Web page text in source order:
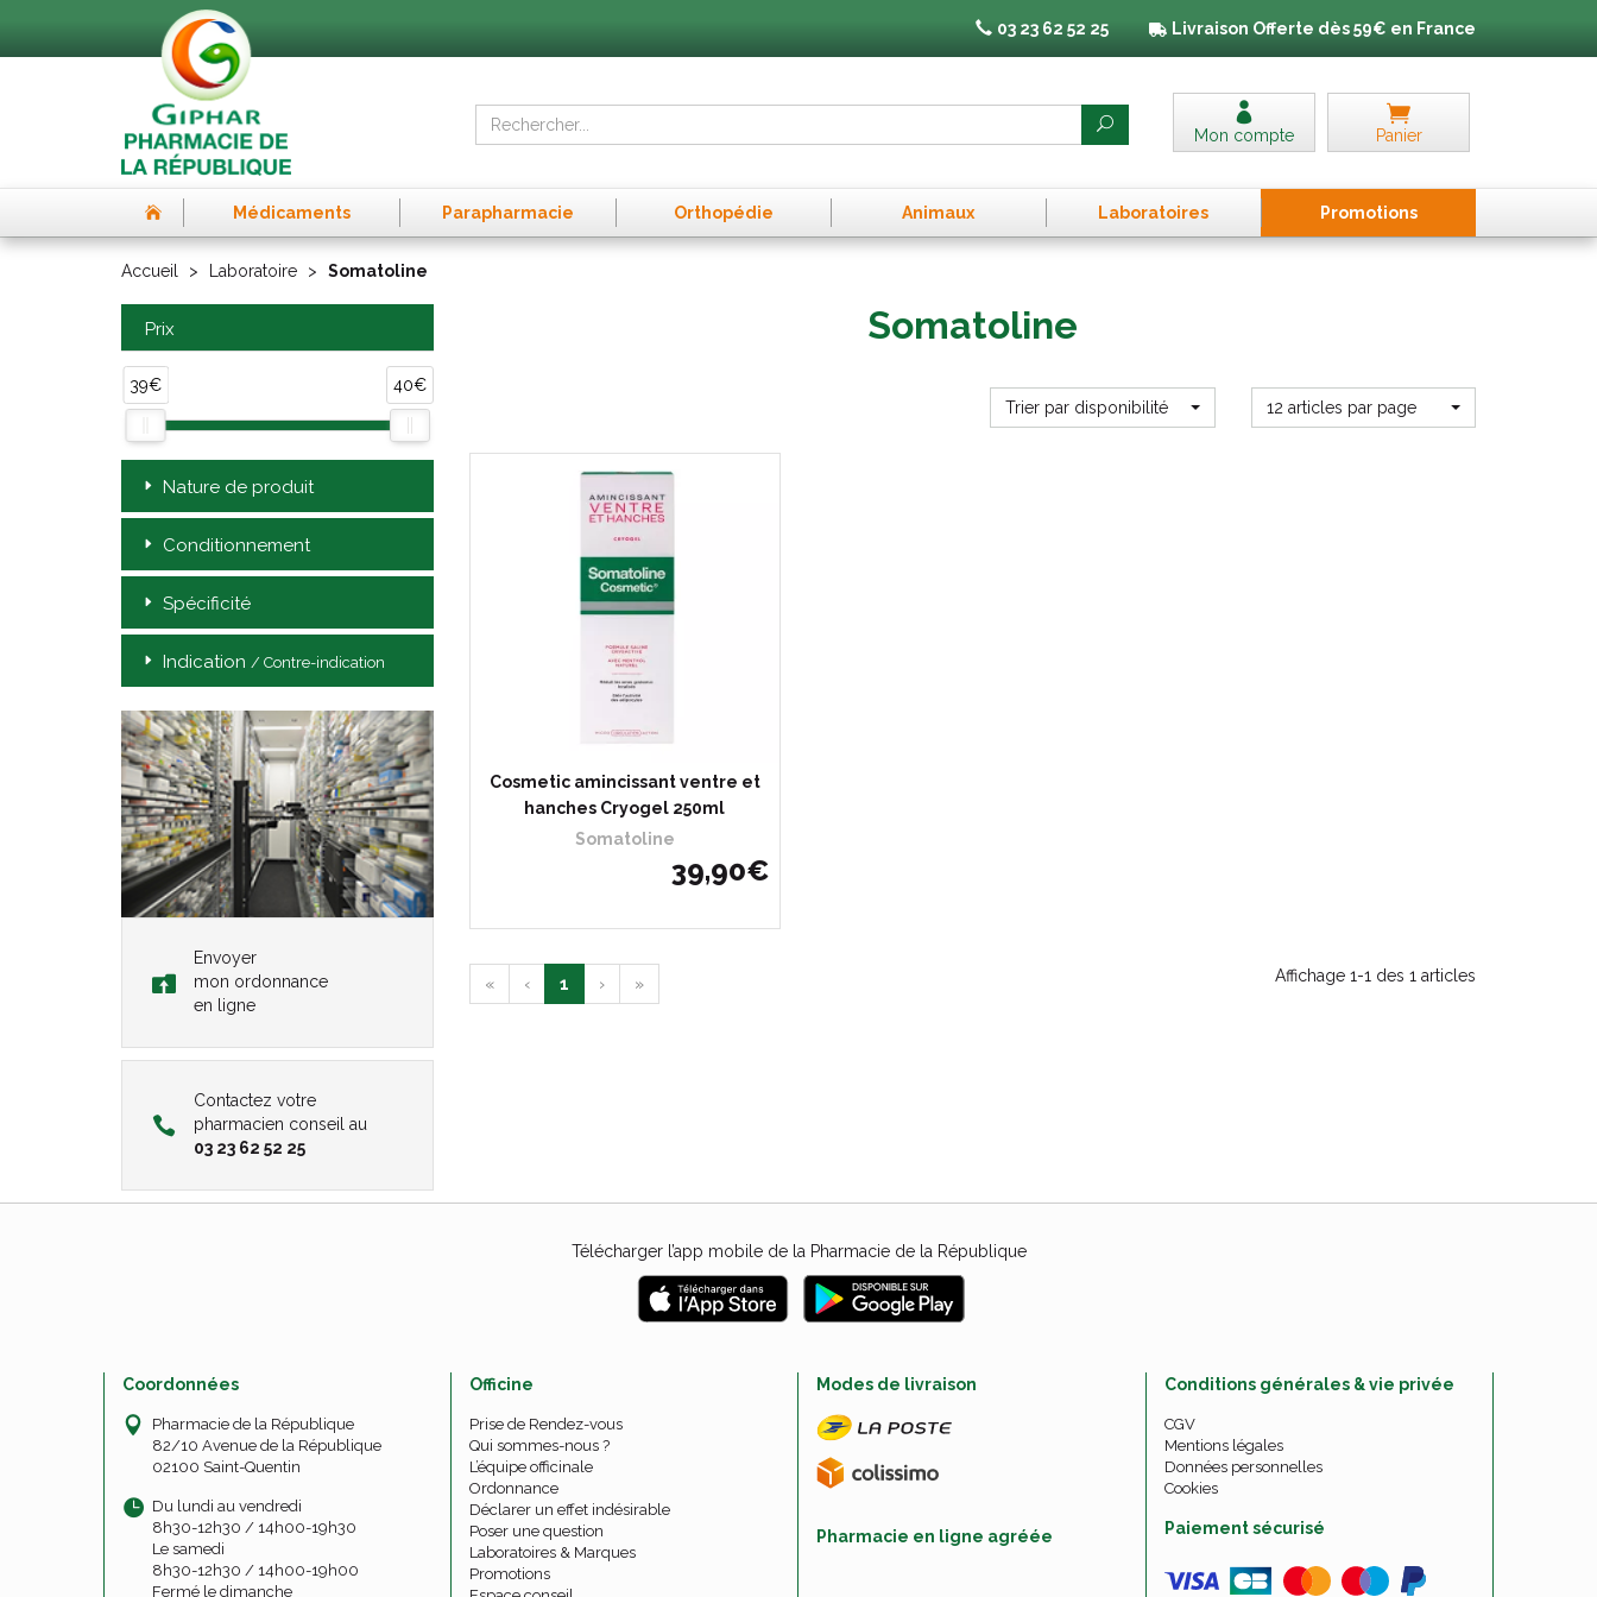
03 23 62 52 25 Livraison Offerte dès 59€ en France
Mon compte Panier
Médicaments Parapharmacie Orthopédie Animaux Laboratoires Promotions
Accueil Laboratoire Somatoline
Prix
39€ 40€
Nature de produit
Conditionnement
Spécificité
Indication / Contre-indication
Envoyer
mon ordonnance
en ligne
Contactez votre
pharmacien conseil au
03 23 62 52 25
Somatoline
Trier par disponibilité 12 articles par page
Cosmetic amincissant ventre et
hanches Cryogel 250ml
Somatoline
39,90€
« ‹ 1 › » Affichage 1-1 des 1 articles
Télécharger l’app mobile de la Pharmacie de la République
Coordonnées
Pharmacie de la République
82/10 Avenue de la République
02100 Saint-Quentin
Du lundi au vendredi
8h30-12h30 / 14h00-19h30
Le samedi
8h30-12h30 / 14h00-19h00
Fermé le dimanche
Officine
Prise de Rendez-vous
Qui sommes-nous ?
L’équipe officinale
Ordonnance
Déclarer un effet indésirable
Poser une question
Laboratoires & Marques
Promotions
Modes de livraison
Pharmacie en ligne agréée
Conditions générales & vie privée
CGV
Mentions légales
Données personnelles
Cookies
Paiement sécurisé